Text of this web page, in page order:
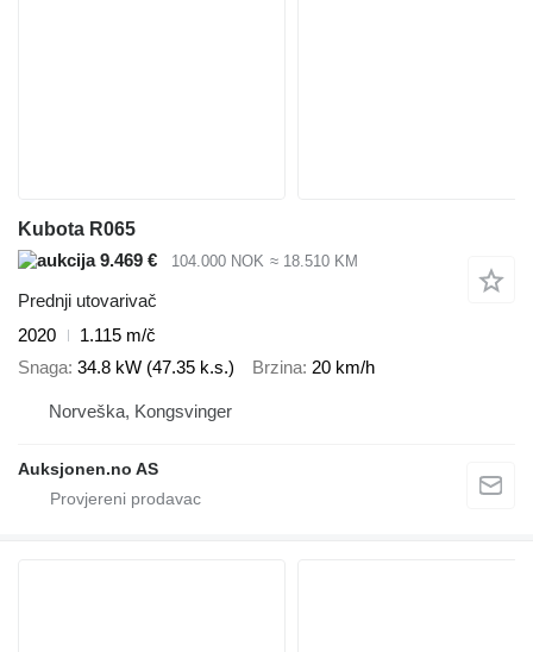
Kubota R065
9.469 €
104.000 NOK ≈ 18.510 KM
Prednji utovarivač
2020
1.115 m/č
Snaga 34.8 kW (47.35 k.s.) Brzina 20 km/h
Norveška, Kongsvinger
Auksjonen.no AS